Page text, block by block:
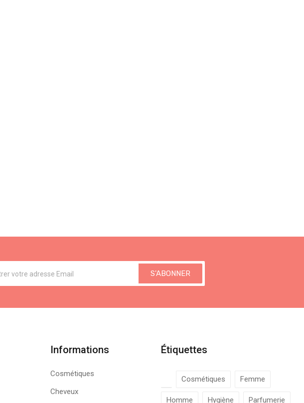
S'ABONNER
Informations
Cosmétiques
Cheveux
Étiquettes
Cosmétiques Femme
Homme Hygiène Parfumerie